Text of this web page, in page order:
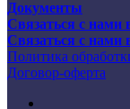
Документы
Связаться с нами
Связаться с нами
Политика
Договор-оферта